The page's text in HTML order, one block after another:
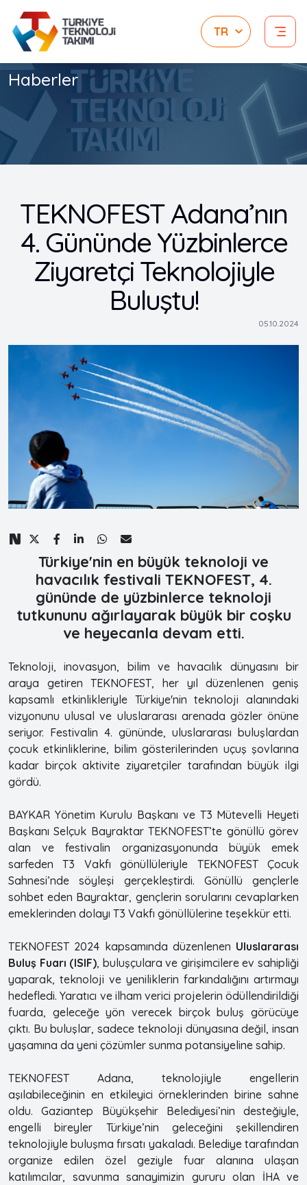
Haberler
TEKNOFEST Adana’nın
4. Gününde Yüzbinlerce
Ziyaretçi Teknolojiyle
Buluştu!
05.10.2024
Türkiye'nin en büyük teknoloji ve
havacılık festivali TEKNOFEST, 4.
gününde de yüzbinlerce teknoloji
tutkununu ağırlayarak büyük bir coşku
ve heyecanla devam etti.
Teknoloji, inovasyon, bilim ve havacılık dünyasını bir
araya getiren TEKNOFEST, her yıl düzenlenen geniş
kapsamlı etkinlikleriyle Türkiye'nin teknoloji alanındaki
vizyonunu ulusal ve uluslararası arenada gözler önüne
seriyor. Festivalin 4. gününde, uluslararası buluşlardan
çocuk etkinliklerine, bilim gösterilerinden uçuş şovlarına
kadar birçok aktivite ziyaretçiler tarafından büyük ilgi
gördü.
BAYKAR Yönetim Kurulu Başkanı ve T3 Mütevelli Heyeti
Başkanı Selçuk Bayraktar TEKNOFEST’te gönüllü görev
alan ve festivalin organizasyonunda büyük emek
sarfeden T3 Vakfı gönüllüleriyle TEKNOFEST Çocuk
Sahnesi’nde söyleşi gerçekleştirdi. Gönüllü gençlerle
sohbet eden Bayraktar, gençlerin sorularını cevaplarken
emeklerinden dolayı T3 Vakfı gönüllülerine teşekkür etti.
TEKNOFEST 2024 kapsamında düzenlenen Uluslararası
Buluş Fuarı (ISIF), buluşçulara ve girişimcilere ev sahipliği
yaparak, teknoloji ve yeniliklerin farkındalığını artırmayı
hedefledi. Yaratıcı ve ilham verici projelerin ödüllendirildiği
fuarda, geleceğe yön verecek birçok buluş görücüye
çıktı. Bu buluşlar, sadece teknoloji dünyasına değil, insan
yaşamına da yeni çözümler sunma potansiyeline sahip.
TEKNOFEST Adana, teknolojiyle engellerin
aşılabileceğinin en etkileyici örneklerinden birine sahne
oldu. Gaziantep Büyükşehir Belediyesi’nin desteğiyle,
engelli bireyler Türkiye’nin geleceğini şekillendiren
teknolojiyle buluşma fırsatı yakaladı. Belediye tarafından
organize edilen özel geziyle fuar alanına ulaşan
katılımcılar, savunma sanayimizin gururu olan İHA ve